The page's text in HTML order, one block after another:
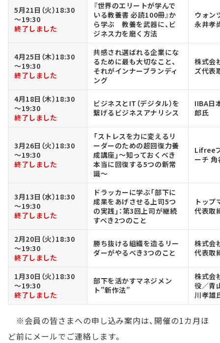
5月21日（火）18:30
～19:30
終了しました
『世界のエリートが学んで
いる教養書 必読100冊』か
ら学ぶ 教養を武器に、ビ
ジネス力を磨く方法
ウォン
永井孝
4月25日（木）18:30
～19:30
終了しました
共感され選ばれる企業にな
るために最も大切なこと、
それがインナーブランディ
ング
株式会
ズ代表
4月18日（木）18:30
～19:30
終了しました
ビジネスとIT（デジタル）を
繋げるビジネスアナリシス
IIBA日
郎氏
3月26日（火）18:30
～19:30
終了しました
「ストレスを力に変えるリ
ーダーのための超回復力養
成講座」～知っておくべき
本当に回復する5つの新常
識～
Lifree
ーチ
3月13日（水）18:30
～19:30
終了しました
ドラッカーに学ぶ「部下に
成果をあげさせる上司5つ
の実践」：第3回上司が継続
すべき2つのこと
トップ
代表取
2月20日（火）18:30
～19:30
終了しました
勝ち抜ける組織を造るリー
ダーがやるべき3つのこと
株式
代表取
1月30日（火）18:30
～19:30
終了しました
部下を活かすマネジメン
ト”新作法”
株式会
役／青
川孝雄
※会員の皆さまへの申し込み案内は、開催の1カ月ほ
ど前にメールでご連絡します。